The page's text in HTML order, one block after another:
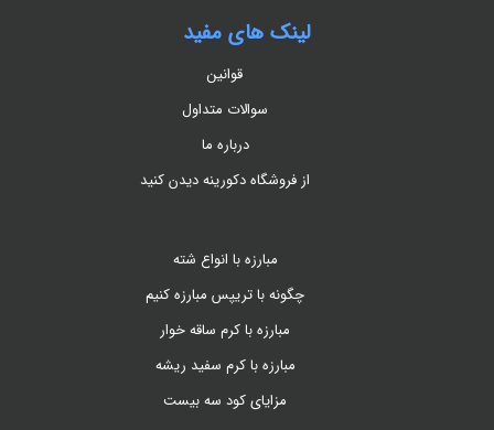
لینک های مفید
قوانین
سوالات متداول
درباره ما
از فروشگاه دکورینه دیدن کنید
مبارزه با انواع شته
چگونه با تریپس مبارزه کنیم
مبارزه با کرم ساقه خوار
مبارزه با کرم سفید ریشه
مزایای کود سه بیست